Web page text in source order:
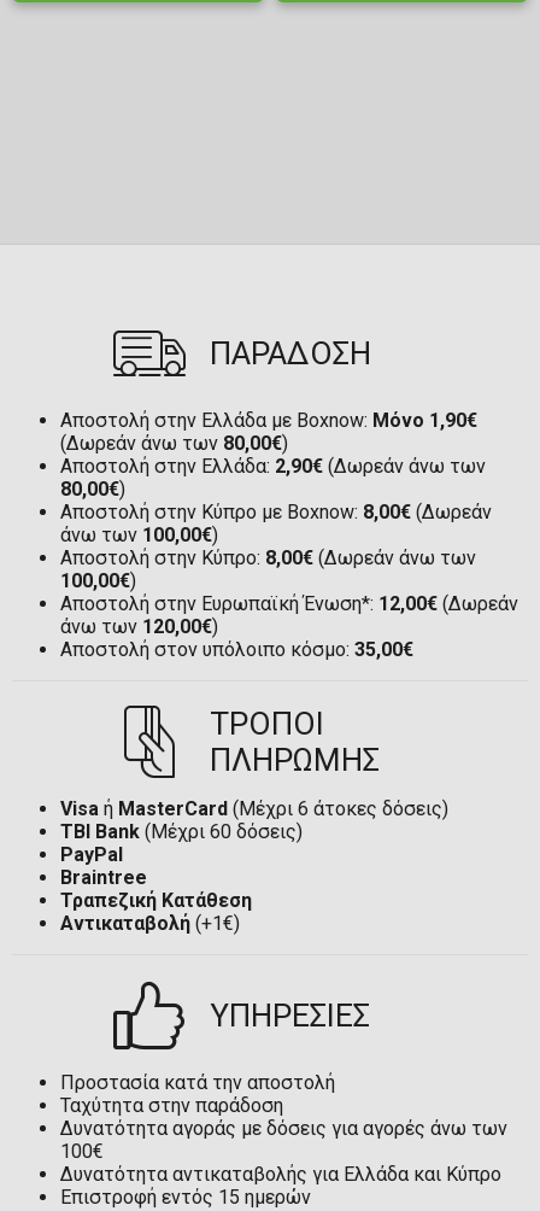
ΠΑΡΑΔΟΣΗ
Αποστολή στην Ελλάδα με Boxnow: Μόνο 1,90€
(Δωρεάν άνω των 80,00€)
Αποστολή στην Ελλάδα: 2,90€ (Δωρεάν άνω των
80,00€)
Αποστολή στην Κύπρο με Boxnow: 8,00€ (Δωρεάν
άνω των 100,00€)
Αποστολή στην Κύπρο: 8,00€ (Δωρεάν άνω των
100,00€)
Αποστολή στην Ευρωπαϊκή Ένωση*: 12,00€ (Δωρεάν
άνω των 120,00€)
Αποστολή στον υπόλοιπο κόσμο: 35,00€
ΤΡΟΠΟΙ
ΠΛΗΡΩΜΗΣ
Visa ή MasterCard (Μέχρι 6 άτοκες δόσεις)
TBI Bank (Μέχρι 60 δόσεις)
PayPal
Braintree
Τραπεζική Κατάθεση
Αντικαταβολή (+1€)
ΥΠΗΡΕΣΙΕΣ
Προστασία κατά την αποστολή
Ταχύτητα στην παράδοση
Δυνατότητα αγοράς με δόσεις για αγορές άνω των
100€
Δυνατότητα αντικαταβολής για Ελλάδα και Κύπρο
Επιστροφή εντός 15 ημερών